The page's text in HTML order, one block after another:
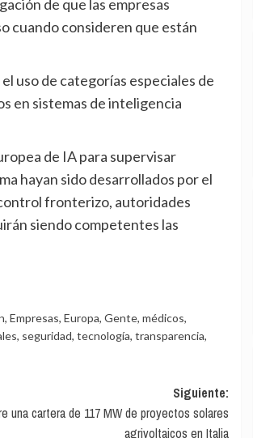
cuando consideren que están
en sistemas de inteligencia
hayan sido desarrollados por el
fronterizo, autoridades
siendo competentes las
, Empresas, Europa, Gente, médicos,
, seguridad, tecnología, transparencia,
Siguiente:
una cartera de 117 MW de proyectos solares
agrivoltaicos en Italia